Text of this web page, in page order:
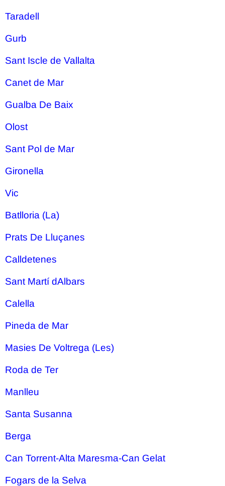
Taradell
Gurb
Sant Iscle de Vallalta
Canet de Mar
Gualba De Baix
Olost
Sant Pol de Mar
Gironella
Vic
Batlloria (La)
Prats De Lluçanes
Calldetenes
Sant Martí dAlbars
Calella
Pineda de Mar
Masies De Voltrega (Les)
Roda de Ter
Manlleu
Santa Susanna
Berga
Can Torrent-Alta Maresma-Can Gelat
Fogars de la Selva